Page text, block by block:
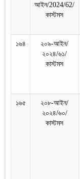
আইন/2024/62/
কাস্টমস
১৬৪
২০৯-আইন/
২০২৪/৬১/
কাস্টমস
১৬৫
২০৮-আইন/
২০২৪/৬০/
কাস্টমস